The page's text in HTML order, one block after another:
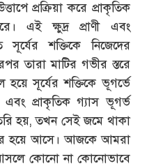
প্রক্রিয়া করে প্রাকৃতিক
এই ক্ষুদ্র প্রাণী এবং
শক্তিকে নিজেদের
তারা মাটির গভীর স্তরে
সূর্যের শক্তিকে ভূগর্ভে
প্রাকৃতিক গ্যাস ভূগর্ভ
হয়, তখন সেই জমে থাকা
হয়ে আসে। আজকে আমরা
কোনো না কোনোভাবে